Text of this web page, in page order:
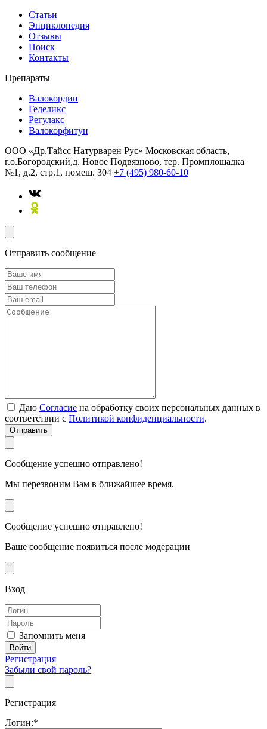
Статьи
Энциклопедия
Отзывы
Поиск
Контакты
Препараты
Валокордин
Геделикс
Регулакс
Валокорфитун
ООО «Др.Тайсс Натурварен Рус» Московская область,
г.о.Богородский,д. Новое Подвязново, тер. Промплощадка
№1, д.2, стр.1, помещ. 304 +7 (495) 980-60-10
Отправить сообщение
Даю Согласие на обработку своих персональных данных в
соответствии с Политикой конфиденциальности.
Отправить
Сообщение успешно отправлено!
Мы перезвоним Вам в ближайшее время.
Сообщение успешно отправлено!
Ваше сообщение появиться после модерации
Вход
Запомнить меня
Регистрация
Забыли свой пароль?
Регистрация
Логин:*